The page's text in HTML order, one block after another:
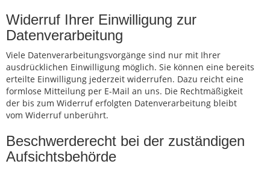
Widerruf Ihrer Einwilligung zur
Datenverarbeitung
Viele Datenverarbeitungsvorgänge sind nur mit Ihrer
ausdrücklichen Einwilligung möglich. Sie können eine bereits
erteilte Einwilligung jederzeit widerrufen. Dazu reicht eine
formlose Mitteilung per E-Mail an uns. Die Rechtmäßigkeit
der bis zum Widerruf erfolgten Datenverarbeitung bleibt
vom Widerruf unberührt.
Beschwerderecht bei der zuständigen
Aufsichtsbehörde